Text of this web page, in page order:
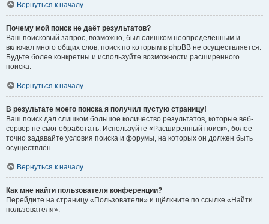
Вернуться к началу
Почему мой поиск не даёт результатов?
Ваш поисковый запрос, возможно, был слишком неопределённым и
включал много общих слов, поиск по которым в phpBB не осуществляется.
Будьте более конкретны и используйте возможности расширенного
поиска.
Вернуться к началу
В результате моего поиска я получил пустую страницу!
Ваш поиск дал слишком большое количество результатов, которые веб-
сервер не смог обработать. Используйте «Расширенный поиск», более
точно задавайте условия поиска и форумы, на которых он должен быть
осуществлён.
Вернуться к началу
Как мне найти пользователя конференции?
Перейдите на страницу «Пользователи» и щёлкните по ссылке «Найти
пользователя».